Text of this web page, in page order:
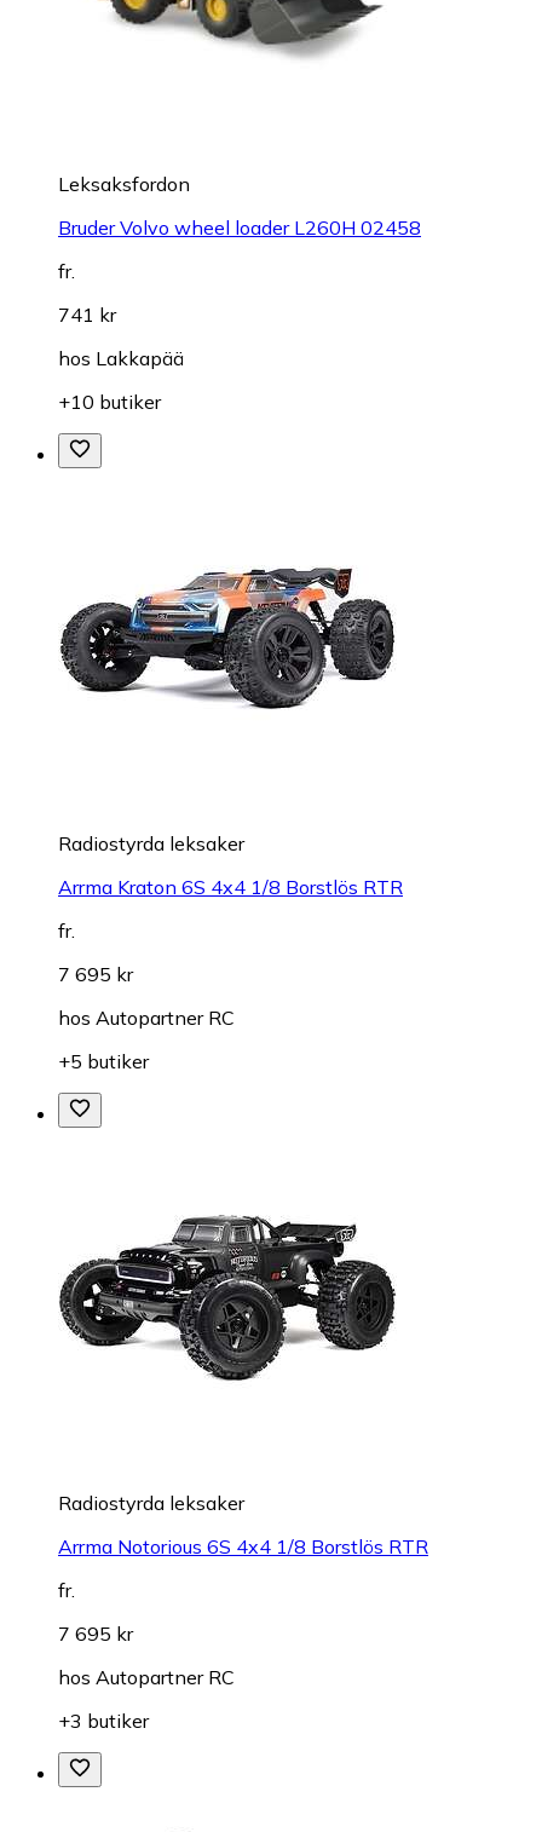
Leksaksfordon
Bruder Volvo wheel loader L260H 02458
fr.
741 kr
hos Lakkapää
+10 butiker
Radiostyrda leksaker
Arrma Kraton 6S 4x4 1/8 Borstlös RTR
fr.
7 695 kr
hos Autopartner RC
+5 butiker
Radiostyrda leksaker
Arrma Notorious 6S 4x4 1/8 Borstlös RTR
fr.
7 695 kr
hos Autopartner RC
+3 butiker